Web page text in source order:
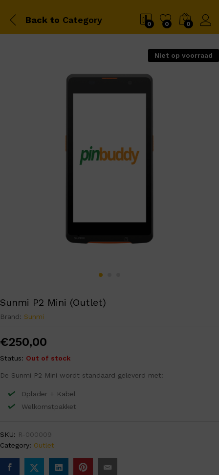
Back to Category 0 0 0
Niet op voorraad
Sunmi P2 Mini (Outlet)
Brand: Sunmi
€250,00
Status: Out of stock
De Sunmi P2 Mini wordt standaard geleverd met:
Oplader + Kabel
Welkomstpakket
SKU: R-000009
Category: Outlet